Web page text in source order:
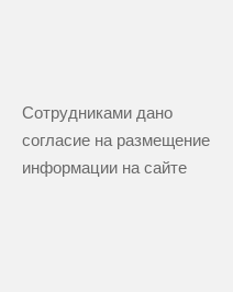
Сотрудниками дано
согласие на размещение
информации на сайте